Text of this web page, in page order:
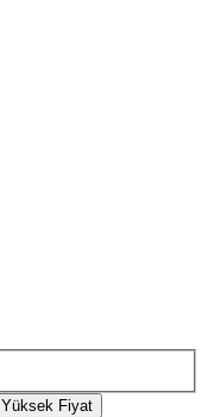
Yüksek Fiyat